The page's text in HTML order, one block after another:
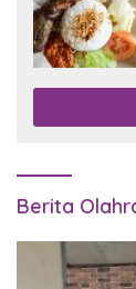
Berita